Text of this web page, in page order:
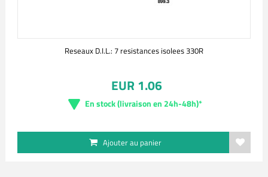
Reseaux D.I.L.: 7 resistances isolees 330R
EUR 1.06
En stock (livraison en 24h-48h)*
Ajouter au panier